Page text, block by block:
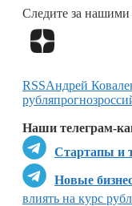
Следите за
Наши телеграм-
Стартапы и
Новые
RSSАндрей
рубляпрогноз
влиять на курс